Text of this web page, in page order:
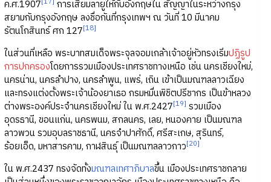
ค.ศ.1907
การเสียมลายูให้กับอังกฤษใน สัญญาในระหว่างกรุง
สยามกับกรุงอังกฤษ ลงชื่อกันที่กรุงเทพฯ ณ วันที่ 10 มีนาคม
รัตนโกสินทร์ ศก 127[18]
ในส่วนที่เหลือ พระบาทสมเด็จพระจุลจอมเกล้าเจ้าอยู่หัวทรงเริ่มปฏิรูป
การปกครองโดยการรวมเมืองประเทศราชทางเหนือ เช่น นครเชียงใหม่,
นครน่าน, นครลำปาง, นครลำพูน, แพร่, เถิน เข้าเป็นมณฑลลาวเฉียง
และทรงแต่งตั้งพระเจ้าน้องยาเธอ กรมหมื่นพิชิตปรีชากร เป็นข้าหลวง
ต่างพระองค์ประจำนครเชียงใหม่ ใน พ.ศ.2427[19] รวมเมือง
อุดรธานี, ขอนแก่น, นครพนม, สกลนคร, เลย, หนองคาย เป็นมณฑล
ลาวพวน รวมอุบลราชธานี, นครจำปาศักดิ์, ศรีสะเกษ, สุรินทร์,
ร้อยเอ็ด, มหาสารคาม, กาฬสินธุ์ เป็นมณฑลลาวกาว[20]
ใน พ.ศ.2437 ทรงจัดทั้งมณฑลเทศาภิบาลขึ้น เมืองประเทศราชกลาย